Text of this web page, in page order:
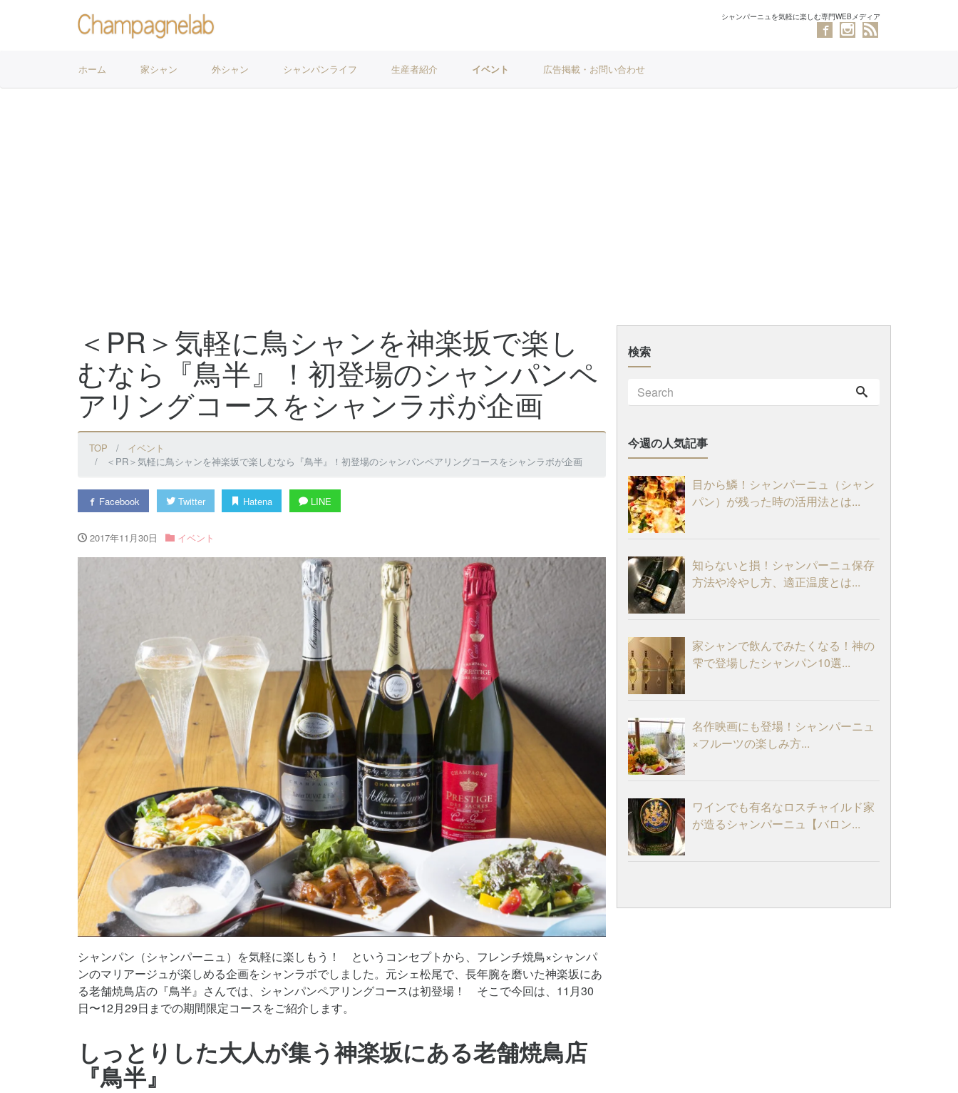
シャンパーニュを気軽に楽しむ専門WEBメディア
ホーム 家シャン 外シャン シャンパンライフ 生産者紹介 イベント 広告掲載・お問い合わせ
＜PR＞気軽に鳥シャンを神楽坂で楽し
むなら『鳥半』！初登場のシャンパンペ
アリングコースをシャンラボが企画
TOP
イベント
＜PR＞気軽に鳥シャンを神楽坂で楽しむなら『鳥半』！初登場のシャンパンペアリングコースをシャンラボが企画
Facebook Twitter Hatena LINE
2017年11月30日 イベント
シャンパン（シャンパーニュ）を気軽に楽しもう！ というコンセプトから、フレンチ焼鳥×シャンパ
ンのマリアージュが楽しめる企画をシャンラボでしました。元シェ松尾で、長年腕を磨いた神楽坂にあ
る老舗焼鳥店の『鳥半』さんでは、シャンパンペアリングコースは初登場！ そこで今回は、11月30
日〜12月29日までの期間限定コースをご紹介します。
しっとりした大人が集う神楽坂にある老舗焼鳥店
『鳥半』
検索
今週の人気記事
目から鱗！シャンパーニュ（シャン
パン）が残った時の活用法とは...
知らないと損！シャンパーニュ保存
方法や冷やし方、適正温度とは...
家シャンで飲んでみたくなる！神の
雫で登場したシャンパン10選...
名作映画にも登場！シャンパーニュ
×フルーツの楽しみ方...
ワインでも有名なロスチャイルド家
が造るシャンパーニュ【バロン...